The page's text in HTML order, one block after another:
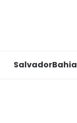
SalvadorBahia